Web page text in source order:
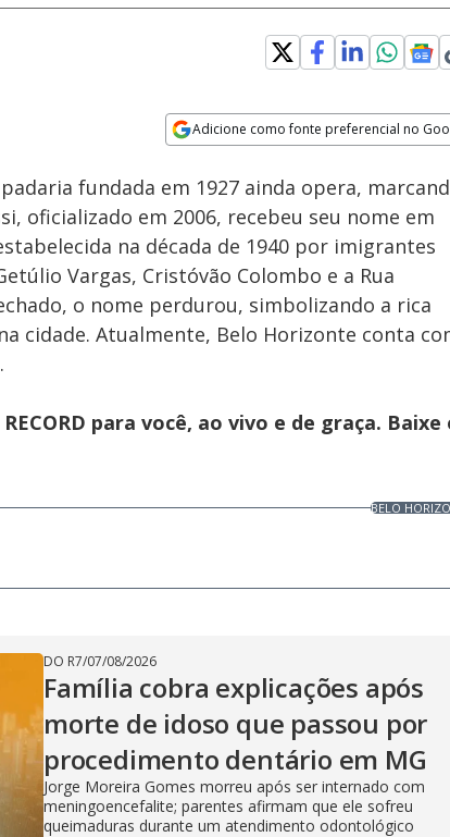
Adicione como fonte preferencial no
Velocidade
fundada em 1927 ainda opera,
oficializado em 2006, recebeu seu nome em
na década de 1940 por imigrantes
Vargas, Cristóvão Colombo e a Rua
o nome perdurou, simbolizando a rica
cidade. Atualmente, Belo Horizonte conta
para você, ao vivo e de graça. Baixe
BELO
DO R7/07/08/2026
Família cobra explicações após
morte de idoso que passou por
procedimento dentário em MG
Jorge Moreira Gomes morreu após ser internado com
meningoencefalite; parentes afirmam que ele sofreu
queimaduras durante um atendimento odontológico